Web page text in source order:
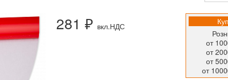
281 ₽ вкл.НДС
от
от
от
от